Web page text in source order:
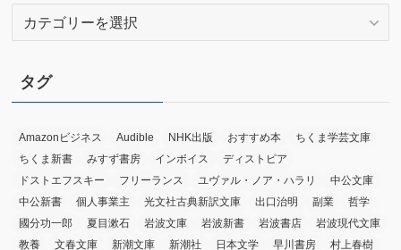
リ
ー
タグ
Amazonビジネス Audible NHK出版 おすすめ本
ちくま学芸文庫
ちくま新書
みすず書房 インボイス
ディストピア
ドストエフスキー
フリーランス ユヴァル・ノア・ハラリ
中公文庫
中公新書
個人事業主 光文社古典新訳文庫 出口治明 副業
哲学
國分功一郎
夏目漱石 岩波文庫 岩波新書 岩波書店
岩波現代文庫
教養
文春文庫 新潮文庫 新潮社 日本文学 早川書房 村上春樹